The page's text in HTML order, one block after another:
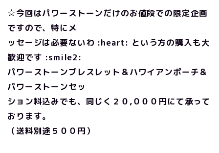
☆今回はパワーストーンだけのお値段での限定企画
ですので、特にメ
ッセージは必要ないわ :heart: という方の購入も大
歓迎です :smile2:
パワーストーンブレスレット＆ハワイアンポーチ＆
パワーストーンセッ
ション料込みでも、同じく２０,０００円にて承って
おります。
（送料別途５００円）